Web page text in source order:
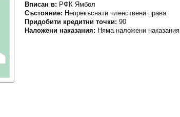
Вписан в: РФК Ямбол
Състояние: Непрекъснати членствени права
Придобити кредитни точки: 90
Наложени наказания: Няма наложени наказания